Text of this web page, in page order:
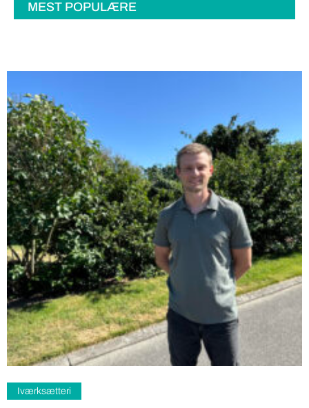
MEST POPULÆRE
Samfund